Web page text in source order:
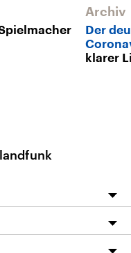
Archiv
Der
klarer